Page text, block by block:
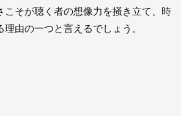
こそが聴く者の想像力を掻き立て、時
由の一つと言えるでしょう。